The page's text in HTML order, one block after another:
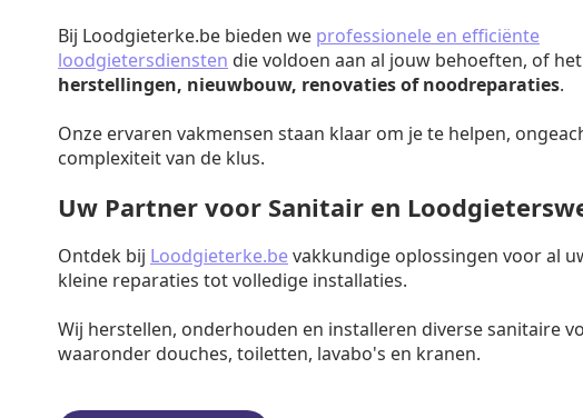
Bij Loodgieterke.be bieden we professionele en efficiënte
loodgietersdiensten die voldoen aan al jouw behoeften, of
herstellingen, nieuwbouw, renovaties of noodreparaties.
Onze ervaren vakmensen staan klaar om je te helpen,
complexiteit van de klus.
Uw Partner voor Sanitair en
Ontdek bij Loodgieterke.bevakkundige oplossingen voor al
kleine reparaties tot volledige installaties.
Wij herstellen, onderhouden en installeren diverse sanitaire
waaronder douches, toiletten, lavabo's en kranen.